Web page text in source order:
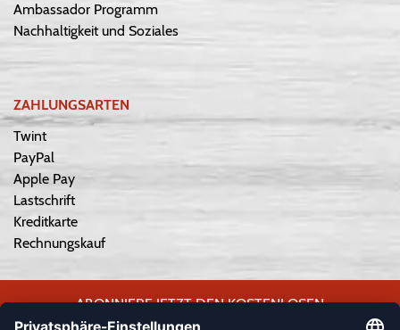
Ambassador Programm
Nachhaltigkeit und Soziales
ZAHLUNGSARTEN
Twint
PayPal
Apple Pay
Lastschrift
Kreditkarte
Rechnungskauf
ABONNIERE JETZT DEN KOSTENLOSEN
WEPLAYVOLLEYBALL-NEWSLETTER UND VERPASSE KEINE